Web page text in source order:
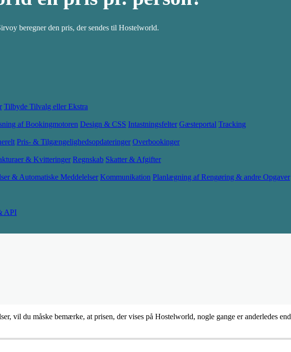
beregner den pris, der sendes til Hostelworld.
Tilbyde Tilvalg eller Ekstra
af Bookingmotoren Design & CSS Intastningsfelter Gæsteportal Tracking
Pris- & Tilgængelighedsopdateringer Overbookinger
& Kvitteringer Regnskab Skatter & Afgifter
& Automatiske Meddelelser Kommunikation Planlægning af Rengøring & andre Opgaver
API
, vil du måske bemærke, at prisen, der vises på Hostelworld, nogle gange er anderledes end